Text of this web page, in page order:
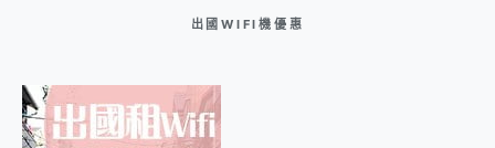
出國WIFI機優惠